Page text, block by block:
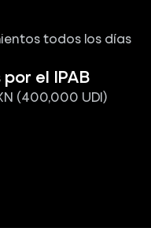
todos los días
el IPAB
(400,000 UDI)